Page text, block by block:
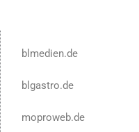
blmedien.de
blgastro.de
moproweb.de